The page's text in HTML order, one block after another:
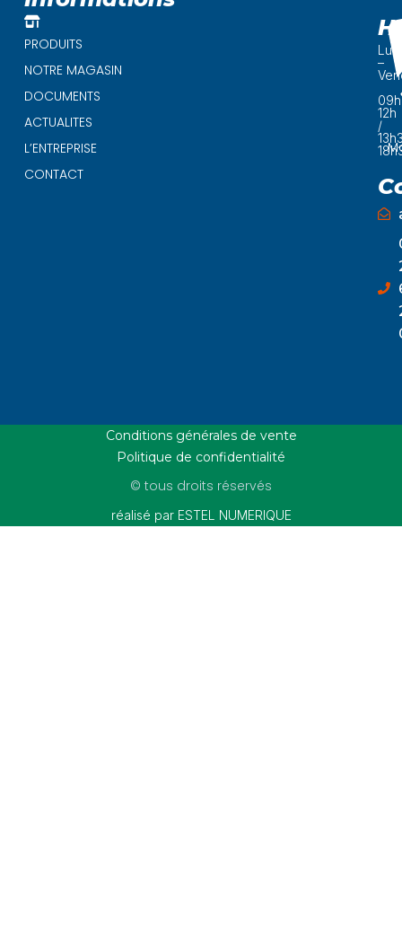
PRODUITS
NOTRE MAGASIN
DOCUMENTS
ACTUALITES
L’ENTREPRISE
CONTACT
–
12h
/
Conditions générales de vente
Politique de confidentialité
© tous droits réservés
réalisé par ESTEL NUMERIQUE